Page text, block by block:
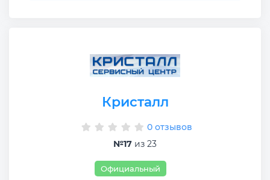
Кристалл
0 отзывов
№17 из 23
Официальный